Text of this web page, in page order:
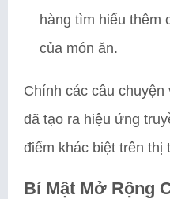
hàng tìm hiểu thêm
của món ăn.
Chính các câu
đã tạo ra hiệu ứng
điểm khác biệt trên thị
Bí Mật Mở Rộng